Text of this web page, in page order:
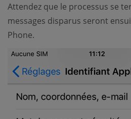
Attendez que le processus se
messages disparus seront
Phone.